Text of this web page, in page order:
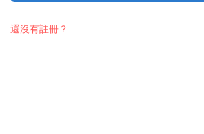
還沒有註冊？